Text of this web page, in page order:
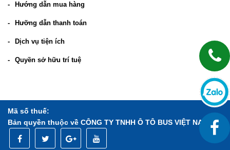
Hướng dẫn mua hàng
Hưỡng dẫn thanh toán
Dịch vụ tiện ích
Quyền sở hữu trí tuệ
Mã số thuế:
Bản quyền thuộc về CÔNG TY TNHH Ô TÔ BUS VIỆT NAM